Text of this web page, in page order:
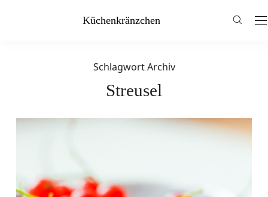
Küchenkränzchen
Schlagwort Archiv
Streusel